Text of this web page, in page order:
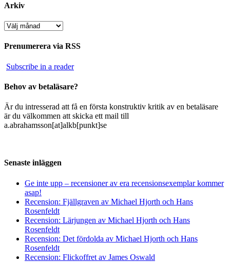
Arkiv
Arkiv
Prenumerera via RSS
Subscribe in a reader
Behov av betaläsare?
Är du intresserad att få en första konstruktiv kritik av en betaläsare
är du välkommen att skicka ett mail till
a.abrahamsson[at]alkb[punkt]se
Senaste inläggen
Ge inte upp – recensioner av era recensionsexemplar kommer
asap!
Recension: Fjällgraven av Michael Hjorth och Hans
Rosenfeldt
Recension: Lärjungen av Michael Hjorth och Hans
Rosenfeldt
Recension: Det fördolda av Michael Hjorth och Hans
Rosenfeldt
Recension: Flickoffret av James Oswald